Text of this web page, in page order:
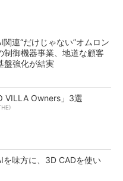
関連“だけじゃない”オムロン
制御機器事業、地道な顧客
盤強化が結実
VILLA Owners」3選
を味方に、3D CADを使い